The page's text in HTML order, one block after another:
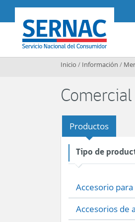
SERNAC
Inicio / Información /
Productos
Tipo de
Accesorio
Accesorios de